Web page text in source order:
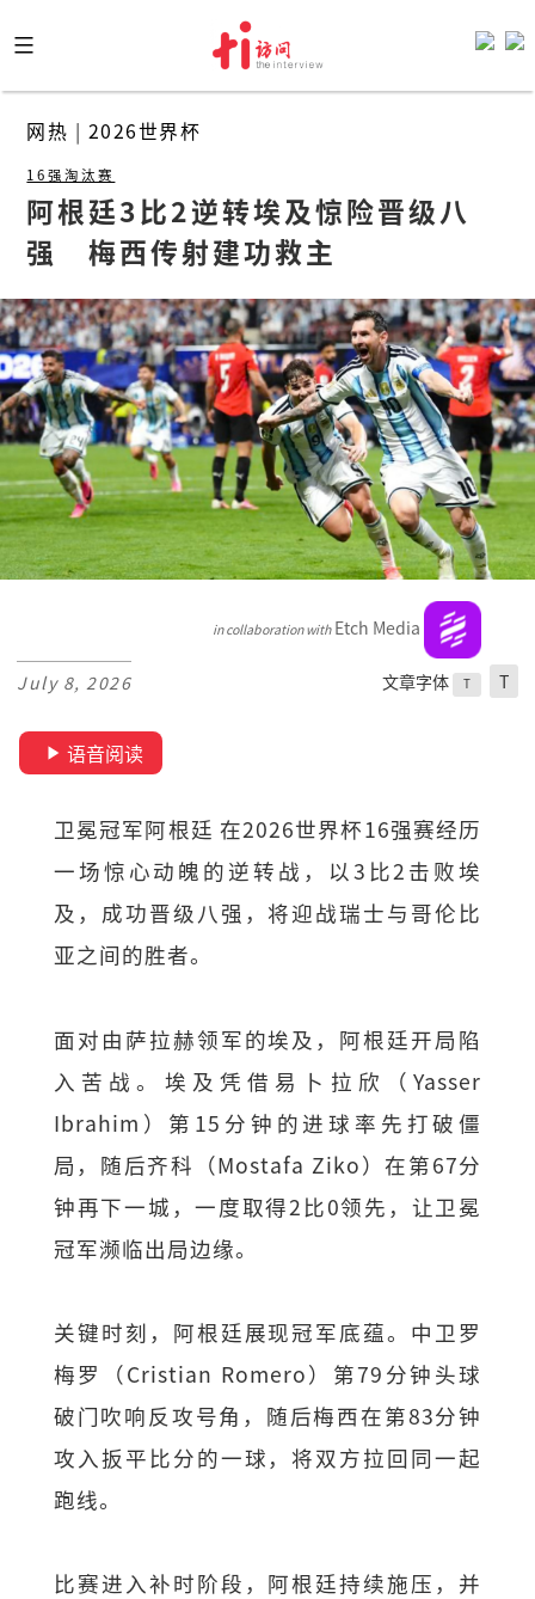
to
content
网热 | 2026世界杯
16强淘汰赛
阿根廷3比2逆转埃及惊险晋级八
强　梅西传射建功救主
in collaboration withEtch Media
July 8, 2026 文章字体 T T
语音阅读
卫冕冠军阿根廷 在2026世界杯16强赛经历
一场惊心动魄的逆转战，以3比2击败埃
及，成功晋级八强，将迎战瑞士与哥伦比
亚之间的胜者。
面对由萨拉赫领军的埃及，阿根廷开局陷
入苦战。埃及凭借易卜拉欣（Yasser
Ibrahim）第15分钟的进球率先打破僵
局，随后齐科（Mostafa Ziko）在第67分
钟再下一城，一度取得2比0领先，让卫冕
冠军濒临出局边缘。
关键时刻，阿根廷展现冠军底蕴。中卫罗
梅罗（Cristian Romero）第79分钟头球
破门吹响反攻号角，随后梅西在第83分钟
攻入扳平比分的一球，将双方拉回同一起
跑线。
比赛进入补时阶段，阿根廷持续施压，并